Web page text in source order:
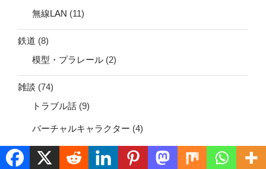
無線LAN (11)
鉄道 (8)
模型・プラレール (2)
雑談 (74)
トラブル話 (9)
バーチャルキャラクター (4)
旅行(7)